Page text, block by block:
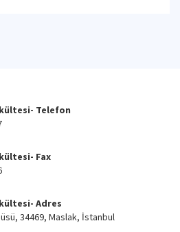
Telefon
Fax
Adres
34469, Maslak, İstanbul